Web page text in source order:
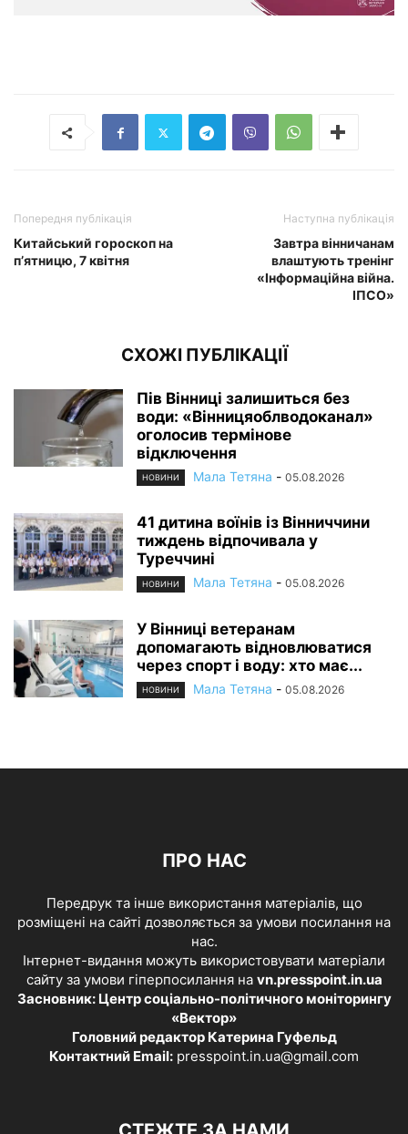
Попередня публікація
Китайський гороскоп на
п’ятницю, 7 квітня
Наступна публікація
Завтра вінничанам
влаштують тренінг
«Інформаційна війна.
ІПСО»
СХОЖІ ПУБЛІКАЦІЇ
Пів Вінниці залишиться без
води: «Вінницяоблводоканал»
оголосив термінове
відключення
НОВИНИ Мала Тетяна - 05.08.2026
41 дитина воїнів із Вінниччини
тиждень відпочивала у
Туреччині
НОВИНИ Мала Тетяна - 05.08.2026
У Вінниці ветеранам
допомагають відновлюватися
через спорт і воду: хто має...
НОВИНИ Мала Тетяна - 05.08.2026
ПРО НАС
Передрук та інше використання матеріалів, що
розміщені на сайті дозволяється за умови посилання на
нас.
Інтернет-видання можуть використовувати матеріали
сайту за умови гіперпосилання на vn.presspoint.in.ua
Засновник: Центр соціально-політичного моніторингу
«Вектор»
Головний редактор Катерина Гуфельд
Контактний Email: presspoint.in.ua@gmail.com